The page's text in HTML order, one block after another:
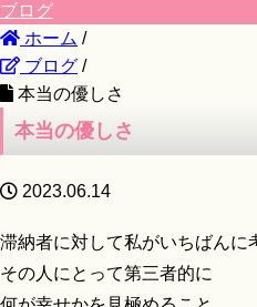
ブログ
ホーム /
ブログ /
本当の優しさ
本当の優しさ
2023.06.14
滞納者に対して私がいちばんに
その人にとって第三者的に